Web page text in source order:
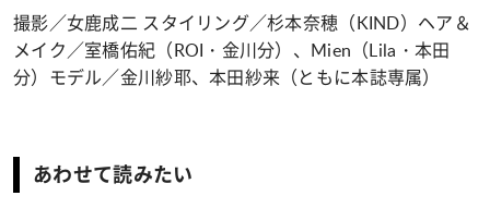
撮影／女鹿成二 スタイリング／杉本奈穂（KIND） ヘア＆
メイク／室橋佑紀（ROI・金川分）、 Mien（Lila・本田
分） モデル／金川紗耶、本田紗来（ともに本誌専属）
あわせて読みたい